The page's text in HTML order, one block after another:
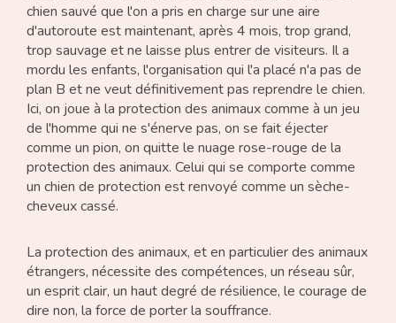
chien sauvé que l'on a pris en charge sur une aire
d'autoroute est maintenant, après 4 mois, trop grand,
trop sauvage et ne laisse plus entrer de visiteurs. Il a
mordu les enfants, l'organisation qui l'a placé n'a pas de
plan B et ne veut définitivement pas reprendre le chien.
Ici, on joue à la protection des animaux comme à un jeu
de l'homme qui ne s'énerve pas, on se fait éjecter
comme un pion, on quitte le nuage rose-rouge de la
protection des animaux. Celui qui se comporte comme
un chien de protection est renvoyé comme un sèche-
cheveux cassé.
La protection des animaux, et en particulier des animaux
étrangers, nécessite des compétences, un réseau sûr,
un esprit clair, un haut degré de résilience, le courage de
dire non, la force de porter la souffrance.